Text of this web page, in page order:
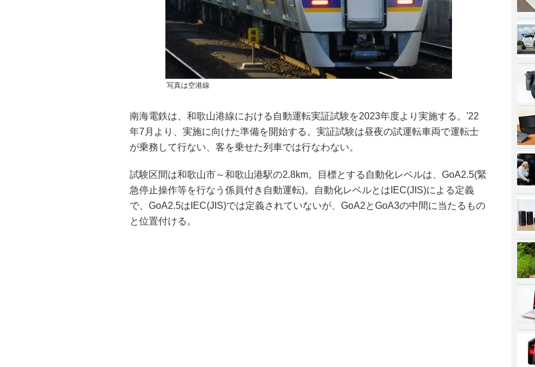
写真は空港線
南海電鉄は、和歌山港線における自動運転実証試験を2023年度より実施する。'22
年7月より、実施に向けた準備を開始する。実証試験は昼夜の試運転車両で運転士
が乗務して行ない、客を乗せた列車では行なわない。
試験区間は和歌山市～和歌山港駅の2.8km。目標とする自動化レベルは、GoA2.5(緊
急停止操作等を行なう係員付き自動運転)。自動化レベルとはIEC(JIS)による定義
で、GoA2.5はIEC(JIS)では定義されていないが、GoA2とGoA3の中間に当たるもの
と位置付ける。